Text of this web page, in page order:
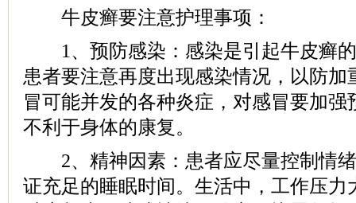
牛皮癣要注意护理事项：
1、预防感染：感染是引起牛皮癣的
患者要注意再度出现感染情况，以防加
冒可能并发的各种炎症，对感冒要加强
不利于身体的康复。
2、精神因素：患者应尽量控制情绪
证充足的睡眠时间。生活中，工作压力